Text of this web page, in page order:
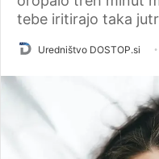
tebe iritirajo taka
Uredništvo DOSTOP.si